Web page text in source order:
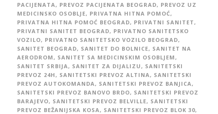
PACIJENATA , PREVOZ PACIJENATA BEOGRAD, PREVOZ UZ
MEDICINSKO OSOBLJE, PRIVATNA HITNA POMOĆ,
PRIVATNA HITNA POMOĆ BEOGRAD, PRIVATNI SANITET ,
PRIVATNI SANITET BEOGRAD, PRIVATNO SANITETSKO
VOZILO, PRIVATNO SANITETSKO VOZILO BEOGRAD,
SANITET BEOGRAD, SANITET DO BOLNICE, SANITET NA
AERODROM , SANITET SA MEDICINSKIM OSOBLJEM ,
SANITET SRBIJA , SANITET ZA DIJALIZU , SANITETSKI
PREVOZ 24H , SANITETSKI PREVOZ ALTINA , SANITETSKI
PREVOZ AUTOKOMANDA , SANITETSKI PREVOZ BANJICA ,
SANITETSKI PREVOZ BANOVO BRDO, SANITETSKI PREVOZ
BARAJEVO, SANITETSKI PREVOZ BELVILLE, SANITETSKI
PREVOZ BEŽANIJSKA KOSA , SANITETSKI PREVOZ BLOK 30,